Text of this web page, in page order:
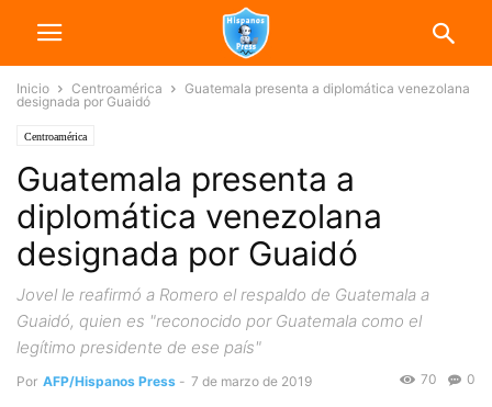
Inicio Centroamérica
Guatemala presenta a diplomática venezolana
designada por Guaidó
Centroamérica
Guatemala presenta a
diplomática venezolana
designada por Guaidó
Jovel le reafirmó a Romero el respaldo de Guatemala a
Guaidó, quien es "reconocido por Guatemala como el
legítimo presidente de ese país"
Por AFP/Hispanos Press - 7 de marzo de 2019 0
70